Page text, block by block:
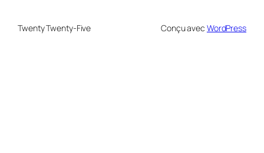
Twenty Twenty-Five Conçu avec WordPress